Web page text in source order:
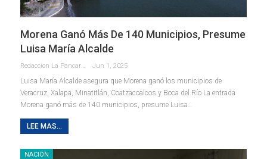
Morena Ganó Más De 140 Municipios, Presume
Luisa María Alcalde
Jun 1, 2025
Luisa María Alcalde asegura que Morena ganó los municipios de
Veracruz, Xalapa, Minatitlán, Coatzacoalcos y Boca del Río La entrada
Morena ganó más de 140 municipios, presume Luisa…
LEE MAS...
NACIÓN